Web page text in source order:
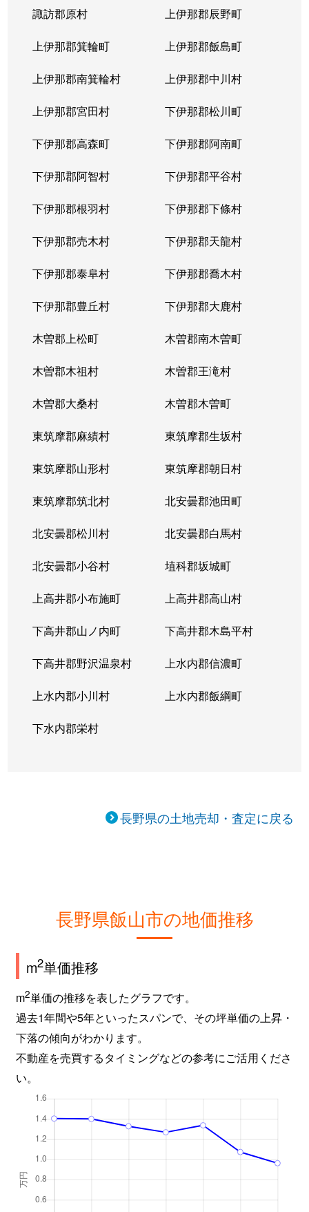
諏訪郡原村 上伊那郡辰野町
上伊那郡箕輪町 上伊那郡飯島町
上伊那郡南箕輪村 上伊那郡中川村
上伊那郡宮田村 下伊那郡松川町
下伊那郡高森町 下伊那郡阿南町
下伊那郡阿智村 下伊那郡平谷村
下伊那郡根羽村 下伊那郡下條村
下伊那郡売木村 下伊那郡天龍村
下伊那郡泰阜村 下伊那郡喬木村
下伊那郡豊丘村 下伊那郡大鹿村
木曽郡上松町 木曽郡南木曽町
木曽郡木祖村 木曽郡王滝村
木曽郡大桑村 木曽郡木曽町
東筑摩郡麻績村 東筑摩郡生坂村
東筑摩郡山形村 東筑摩郡朝日村
東筑摩郡筑北村 北安曇郡池田町
北安曇郡松川村 北安曇郡白馬村
北安曇郡小谷村 埴科郡坂城町
上高井郡小布施町 上高井郡高山村
下高井郡山ノ内町 下高井郡木島平村
下高井郡野沢温泉村 上水内郡信濃町
上水内郡小川村 上水内郡飯綱町
下水内郡栄村
長野県の土地売却・査定に戻る
長野県飯山市の地価推移
m2単価推移
m2単価の推移を表したグラフです。
過去1年間や5年といったスパンで、その坪単価の上昇・
下落の傾向がわかります。
不動産を売買するタイミングなどの参考にご活用くださ
い。